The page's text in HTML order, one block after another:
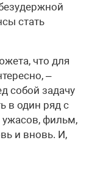
стать
что для
–
собой задачу
в один ряд с
фильм,
и вновь. И,